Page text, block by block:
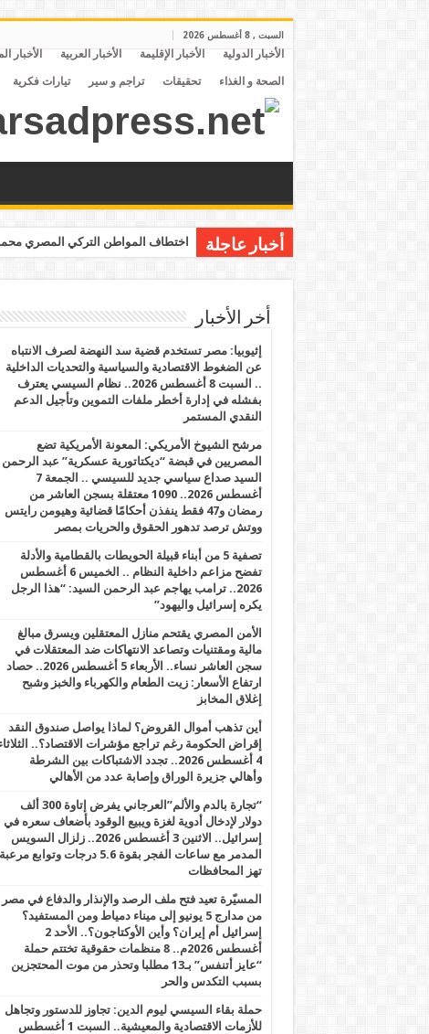
السبت , 8 أغسطس 2026
الأخبار الدولية الأخبار الإقليمة الأخبار العربية الأخبار
الصحة و الغذاء تحقيقات تراجم و سير تيارات فكرية
أخبار عاجلة اختطاف المواطن التركي المصري
أخر الأخبار
إثيوبيا: مصر تستخدم قضية سد النهضة لصرف الانتباه
عن الضغوط الاقتصادية والسياسية والتحديات الداخلية
.. السبت 8 أغسطس 2026.. نظام السيسي يعترف
بفشله في إدارة أخطر ملفات التموين وتأجيل الدعم
النقدي المستمر
مرشح الشيوخ الأمريكي: المعونة الأمريكية تضع
المصريين في قبضة “ديكتاتورية عسكرية” عبد الرحمن
السيد صداع سياسي جديد للسيسي .. الجمعة 7
أغسطس 2026.. 1090 معتقلة بسجن العاشر من
رمضان و47 فقط ينفذن أحكامًا قضائية وهيومن رايتس
ووتش ترصد تدهور الحقوق والحريات بمصر
تصفية 5 من أبناء قبيلة الحويطات بالقطامية والأدلة
تفضح مزاعم داخلية النظام .. الخميس 6 أغسطس
2026.. ترامب يهاجم عبد الرحمن السيد: “هذا الرجل
يكره إسرائيل واليهود”
الأمن المصري يقتحم منازل المعتقلين ويسرق مبالغ
مالية ومقتنيات وتصاعد الانتهاكات ضد المعتقلات في
سجن العاشر نساء.. الأربعاء 5 أغسطس 2026.. حصاد
ارتفاع الأسعار: زيت الطعام والكهرباء والخبز وشبح
إغلاق المخابز
أين تذهب أموال القروض؟ لماذا يواصل صندوق النقد
إقراض الحكومة رغم تراجع مؤشرات الاقتصاد؟..
4 أغسطس 2026.. تجدد الاشتباكات بين الشرطة
وأهالي جزيرة الوراق وإصابة عدد من الأهالي
“تجارة بالدم والألم”العرجاني يفرض إتاوة 300 ألف
دولار لإدخال أدوية لغزة ويبيع الوقود بأضعاف سعره في
إسرائيل.. الاثنين 3 أغسطس 2026.. زلزال السويس
المدمر مع ساعات الفجر بقوة 5.6 درجات وتوابع مرعبة
تهز المحافظات
المسيّرة تعيد فتح ملف الرصد والإنذار والدفاع في مصر
من مدارج 5 يونيو إلى ميناء دمياط ومن المستفيد؟
إسرائيل أم إيران؟ وأين الأوكتاجون؟.. الأحد 2
أغسطس 2026م.. 8 منظمات حقوقية تختتم حملة
“عايز أتنفس” بـ13 مطلبا وتحذر من موت المحتجزين
بسبب التكدس والحر
حملة بقاء السيسي ليوم الدين: تجاوز للدستور وتجاهل
للأزمات الاقتصادية والمعيشية.. السبت 1 أغسطس